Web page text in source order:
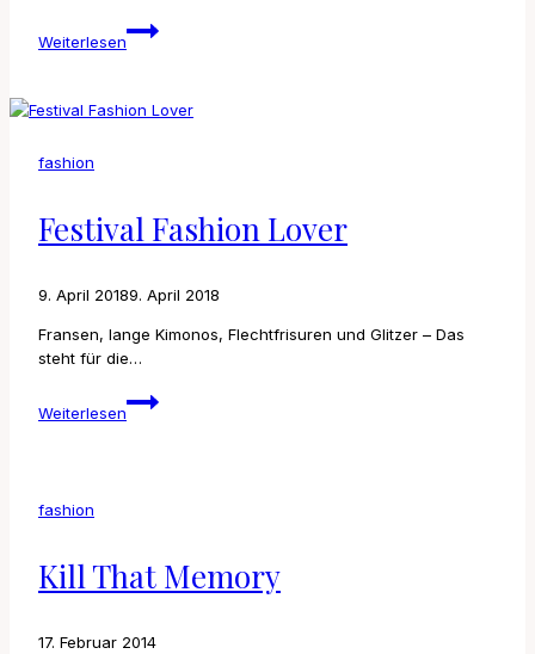
Weiterlesen
Wow,
I
hate
fashion
Festival Fashion Lover
9. April 20189. April 2018
Fransen, lange Kimonos, Flechtfrisuren und Glitzer – Das
steht für die…
Weiterlesen
Festival
Fashion
fashion
Kill That Memory
17. Februar 2014